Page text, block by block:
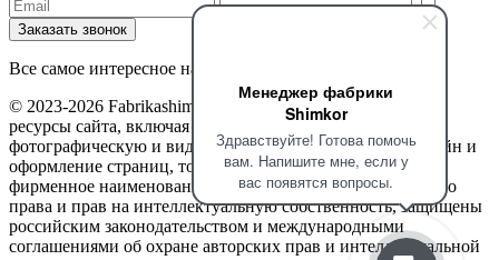
Менеджер фабрики
Shimkor
Здравствуйте! Готова помочь
вам. Напишите мне, если у
вас появятся вопросы.
Все самое интересное на наших страницах в соцсетях
© 2023-2026 Fabrikashimkor. Все права защищены. Все
ресурсы сайта, включая текстовую, графическую,
фотографическую и видео информацию, структуру, дизайн и
оформление страниц, товарные знаки, доменное имя,
фирменное наименование являются объектами авторского
права и прав на интеллектуальную собственность, защищены
российским законодательством и международными
соглашениями об охране авторских прав и интеллектуальной